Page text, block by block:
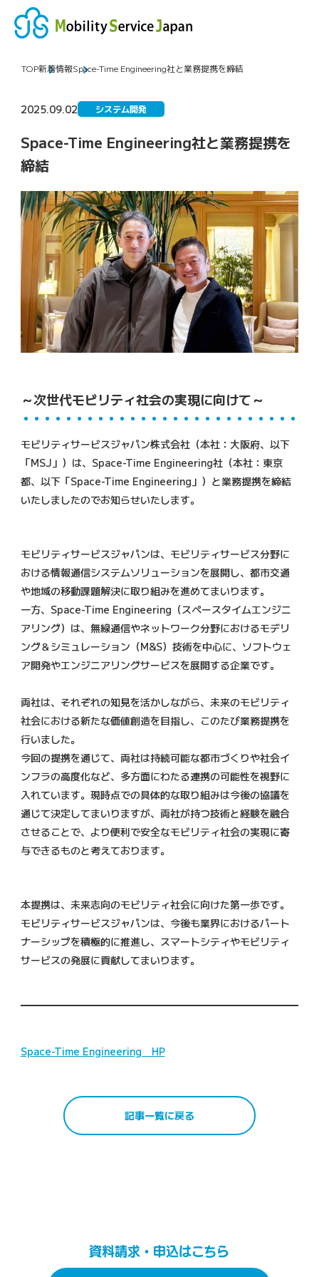
TOP新着情報Space-Time Engineering社と業務提携を締結
2025.09.02 システム開発
Space-Time Engineering社と業務提携を
締結
～次世代モビリティ社会の実現に向けて～
モビリティサービスジャパン株式会社（本社：大阪府、以下
「MSJ」）は、Space-Time Engineering社（本社：東京
都、以下「Space-Time Engineering」）と業務提携を締結
いたしましたのでお知らせいたします。
モビリティサービスジャパンは、モビリティサービス分野に
おける情報通信システムソリューションを展開し、都市交通
や地域の移動課題解決に取り組みを進めてまいります。
一方、Space-Time Engineering（スペースタイムエンジニ
アリング）は、無線通信やネットワーク分野におけるモデリ
ング＆シミュレーション（M&S）技術を中心に、ソフトウェ
ア開発やエンジニアリングサービスを展開する企業です。
両社は、それぞれの知見を活かしながら、未来のモビリティ
社会における新たな価値創造を目指し、このたび業務提携を
行いました。
今回の提携を通じて、両社は持続可能な都市づくりや社会イ
ンフラの高度化など、多方面にわたる連携の可能性を視野に
入れています。現時点での具体的な取り組みは今後の協議を
通じて決定してまいりますが、両社が持つ技術と経験を融合
させることで、より便利で安全なモビリティ社会の実現に寄
与できるものと考えております。
本提携は、未来志向のモビリティ社会に向けた第一歩です。
モビリティサービスジャパンは、今後も業界におけるパート
ナーシップを積極的に推進し、スマートシティやモビリティ
サービスの発展に貢献してまいります。
Space-Time Engineering HP
記事一覧に戻る
資料請求・申込はこちら